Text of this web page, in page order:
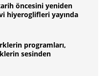
öncesini yeniden
hiyeroglifleri yayında
programları,
sesinden